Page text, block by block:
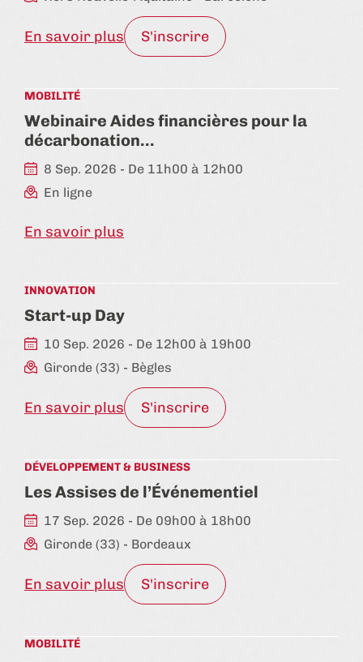
En savoir plus S'inscrire
MOBILITÉ
Webinaire Aides financières pour la
décarbonation…
8 Sep. 2026 - De 11h00 à 12h00
En ligne
En savoir plus
INNOVATION
Start-up Day
10 Sep. 2026 - De 12h00 à 19h00
Gironde (33) - Bègles
En savoir plus S'inscrire
DÉVELOPPEMENT & BUSINESS
Les Assises de l’Événementiel
17 Sep. 2026 - De 09h00 à 18h00
Gironde (33) - Bordeaux
En savoir plus S'inscrire
MOBILITÉ